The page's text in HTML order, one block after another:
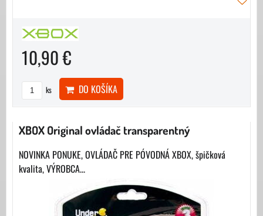
10,90 €
ks DO KOŠÍKA
XBOX Original ovládač transparentný
NOVINKA PONUKE, OVLÁDAČ PRE PÓVODNÁ XBOX, špičková
kvalita, VÝROBCA...